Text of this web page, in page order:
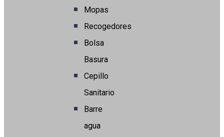
Mopas
Recogedores
Bolsa
Basura
Cepillo
Sanitario
Barre
agua